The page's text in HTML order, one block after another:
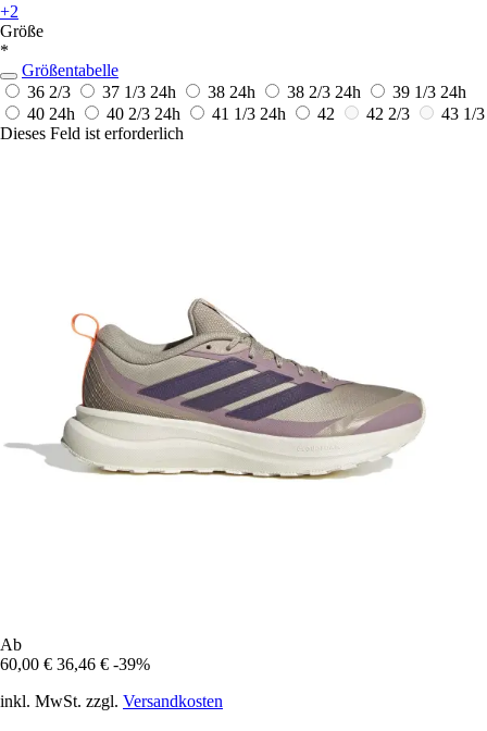
+2
Größe
*
Größentabelle
36 2/3
37 1/3 24h 38 24h 38 2/3 24h 39 1/3 24h
40 24h 40 2/3 24h 41 1/3 24h 42 42 2/3
43 1/3
Dieses Feld ist erforderlich
Ab
60,00 € 36,46 € -39%
inkl. MwSt. zzgl. Versandkosten